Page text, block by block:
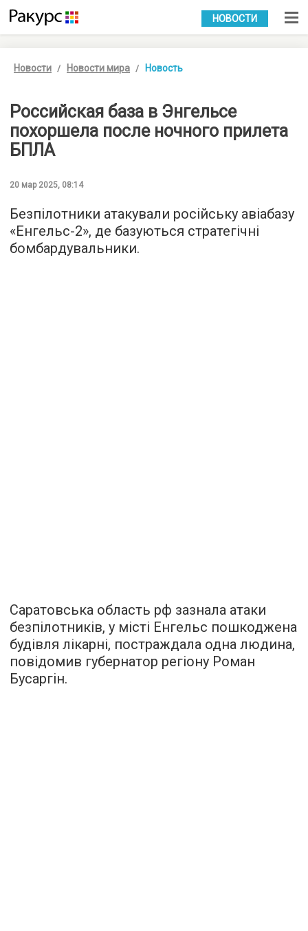
УКР РУС
НОВОСТИ
Новости Новости мира Новость
Российская база в Энгельсе
похоршела после ночного прилета
БПЛА
20 мар 2025, 08:14
Безпілотники атакували російську авіабазу
«Енгельс-2», де базуються стратегічні
бомбардувальники.
Саратовська область рф зазнала атаки
безпілотників, у місті Енгельс пошкоджена
будівля лікарні, постраждала одна людина,
повідомив губернатор регіону Роман
Бусаргін.